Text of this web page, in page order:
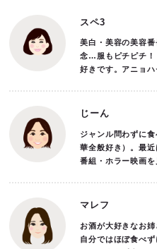
スペ3
美白・美容の美容
念…服もピチピチ！
好きです。アニョ
じーん
ジャンル問わずに
華全般好き）。最
番組・ホラー映画を
マレフ
お酒が大好きなお
自分ではほぼ食べ